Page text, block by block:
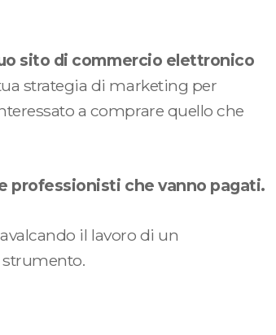
sito di commercio elettronico
strategia di marketing per
a comprare quello che
professionisti che vanno pagati.
il lavoro di un
strumento.